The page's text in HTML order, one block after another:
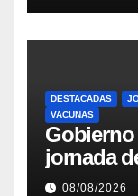
DESTACADAS
VACUNAS
jornada
Guaira
08/08/2026